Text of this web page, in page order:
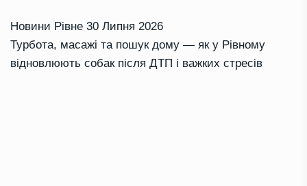
Новини Рівне 30 Липня 2026
Турбота, масажі та пошук дому — як у Рівному
відновлюють собак після ДТП і важких стресів